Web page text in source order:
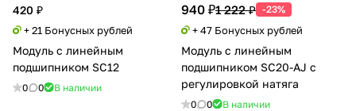
420 ₽
+ 21 Бонусных рублей
Модуль с линейным
подшипником SC12
0 0 В наличии
940 ₽1 222 ₽ -23%
+ 47 Бонусных рублей
Модуль с линейным
подшипником SC20-AJ с
регулировкой натяга
0 0 В наличии